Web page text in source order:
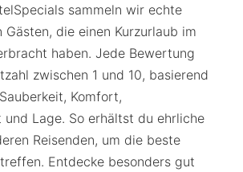
sammeln wir echte
die einen Kurzurlaub im
haben. Jede Bewertung
zwischen 1 und 10, basierend
Komfort,
Lage. So erhältst du ehrliche
Reisenden, um die beste
Entdecke besonders gut